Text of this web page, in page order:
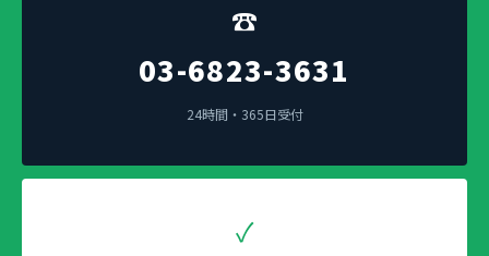
☎
03-6823-3631
24時間・365日受付
✓